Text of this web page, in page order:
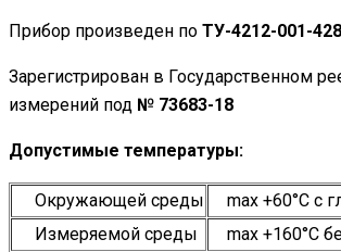
Прибор произведен по ТУ-4212-001-
Зарегистрирован в Государственном
измерений под № 73683-18
Допустимые температуры:
Окружающей среды
max +60°С c
Измеряемой среды
maх +160°С